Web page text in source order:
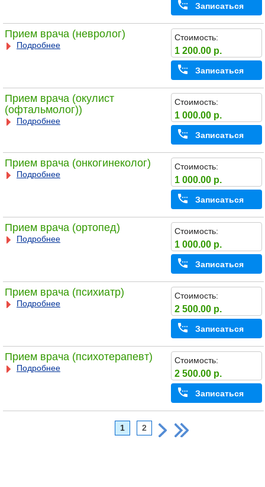
Записаться
Прием врача (невролог)
Подробнее
Стоимость:
1 200.00 р.
Записаться
Прием врача (окулист
(офтальмолог))
Подробнее
Стоимость:
1 000.00 р.
Записаться
Прием врача (онкогинеколог)
Подробнее
Стоимость:
1 000.00 р.
Записаться
Прием врача (ортопед)
Подробнее
Стоимость:
1 000.00 р.
Записаться
Прием врача (психиатр)
Подробнее
Стоимость:
2 500.00 р.
Записаться
Прием врача (психотерапевт)
Подробнее
Стоимость:
2 500.00 р.
Записаться
1 2